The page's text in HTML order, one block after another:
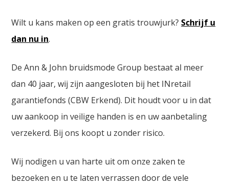
Wilt u kans maken op een gratis trouwjurk? Schrijf u
dan nu in.
De Ann & John bruidsmode Group bestaat al meer
dan 40 jaar, wij zijn aangesloten bij het INretail
garantiefonds (CBW Erkend). Dit houdt voor u in dat
uw aankoop in veilige handen is en uw aanbetaling
verzekerd. Bij ons koopt u zonder risico.
Wij nodigen u van harte uit om onze zaken te
bezoeken en u te laten verrassen door de vele